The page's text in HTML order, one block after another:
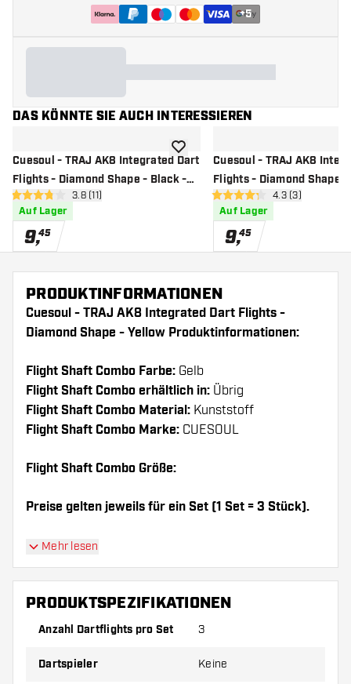
+5
DAS KÖNNTE SIE AUCH INTERESSIEREN
Cuesoul - TRAJ AK8 Integrated Dart
Flights - Diamond Shape - Black -
Dart FlightsBewertungsbereich öffnen
3.8 Bewertungssterne
3.8 (11)
Auf Lager
9,45
Zur Wunschliste hinzufügen
Cuesoul - TRAJ AK8
Flights - Diamond Shape
Dart Flights
4.3 Bewertungssterne
4.3 (3)
Auf Lager
9,45
PRODUKTINFORMATIONEN
Cuesoul - TRAJ AK8 Integrated Dart Flights -
Diamond Shape - Yellow Produktinformationen:
Flight Shaft Combo Farbe: Gelb
Flight Shaft Combo erhältlich in: Übrig
Flight Shaft Combo Material: Kunststoff
Flight Shaft Combo Marke: CUESOUL
Flight Shaft Combo Größe:
Preise gelten jeweils für ein Set (1 Set = 3 Stück).
Dartshopper Tipp!
Shafts. Diese können sich durch Gebrauch
abnutzen oder brechen.
Probieren Sie eine andere Form, ein anderes
Mehr lesen
PRODUKTSPEZIFIKATIONEN
Anzahl Dartflights pro Set 3
Dartspieler Keine